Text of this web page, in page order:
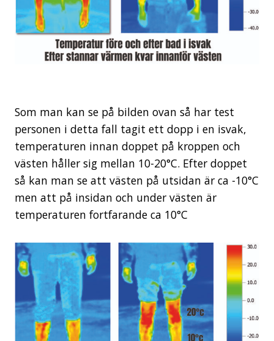
Som man kan se på bilden ovan så har test
personen i detta fall tagit ett dopp i en isvak,
temperaturen innan doppet på kroppen och
västen håller sig mellan 10-20°C. Efter doppet
så kan man se att västen på utsidan är ca -10°C
men att på insidan och under västen är
temperaturen fortfarande ca 10°C